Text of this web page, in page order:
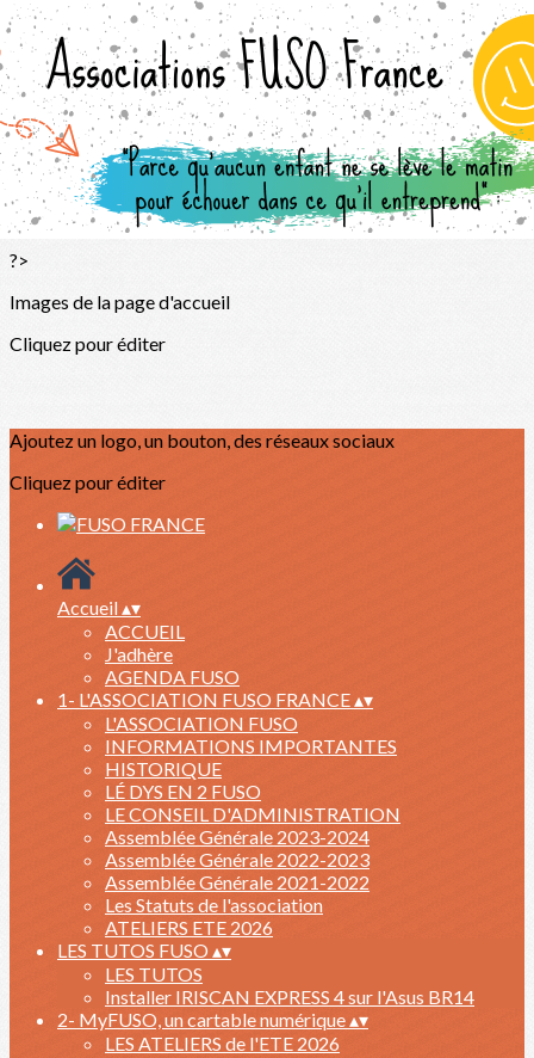
Exporter les lignes sélectionnées
Exporter toutes les colonnes
Exporter uniquement les colonnes affichées
Menu
<
>
LES TUTOS
Installer IRISCAN EXPRESS 4 sur l'Asus BR14
?>
Images de la page d'accueil
Cliquez pour éditer
Ajoutez un logo, un bouton, des réseaux sociaux
Cliquez pour éditer
Accueil▴▾
ACCUEIL
J'adhère
AGENDA FUSO
1- L'ASSOCIATION FUSO FRANCE▴▾
L'ASSOCIATION FUSO
INFORMATIONS IMPORTANTES
HISTORIQUE
LÉ DYS EN 2 FUSO
LE CONSEIL D'ADMINISTRATION
Assemblée Générale 2023-2024
Assemblée Générale 2022-2023
Assemblée Générale 2021-2022
Les Statuts de l'association
ATELIERS ETE 2026
LES TUTOS FUSO ▴▾
LES TUTOS
Installer IRISCAN EXPRESS 4 sur l'Asus BR14
2- MyFUSO, un cartable numérique▴▾
LES ATELIERS de l'ETE 2026